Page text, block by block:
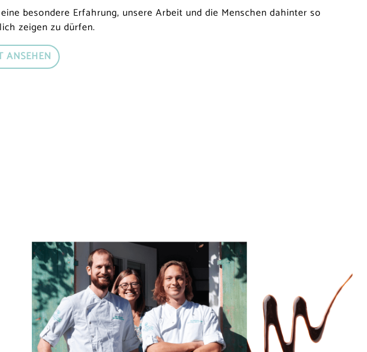
besondere Erfahrung, unsere Arbeit und die Menschen dahinter so
zeigen zu dürfen.
ANSEHEN